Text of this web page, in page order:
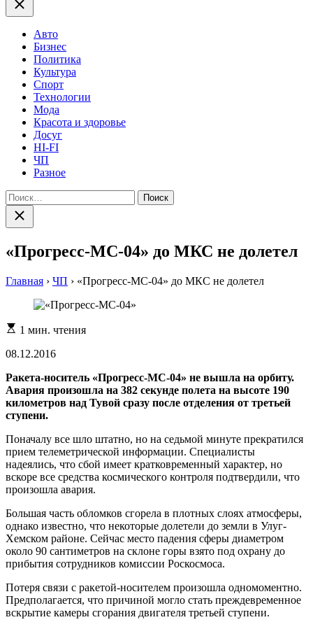
Авто
Бизнес
Политика
Культура
Спорт
Технологии
Мода
Красота и здоровье
Досуг
HI-FI
ЧП
Разное
Найти:
Закрыть
поиск
«Прогресс-МС-04» до МКС не долетел
Главная › ЧП › «Прогресс-МС-04» до МКС не долетел
Расчетное
чтения
1 мин. чтения
08.12.2016
Ракета-носитель «Прогресс-МС-04» не вышла на орбиту.
Авария произошла на 382 секунде полета на высоте 190
километров над Тувой сразу после отделения от третьей
ступени.
Поначалу все шло штатно, но на седьмой минуте прекратился
прием телеметрической информации. Специалисты
надеялись, что сбой имеет кратковременный характер, но
вскоре все средства космического контроля подтвердили, что
произошла авария.
Большая часть обломков сгорела в плотных слоях атмосферы,
однако известно, что некоторые долетели до земли в Улуг-
Хемском районе. Сейчас место падения сферы диаметром
около 90 сантиметров на склоне горы взято под охрану до
прибытия сотрудников комиссии Роскосмоса.
Потеря связи с ракетой-носителем произошла одномоментно.
Предполагается, что причиной могло стать преждевременное
вскрытие камеры сгорания двигателя третьей ступени.